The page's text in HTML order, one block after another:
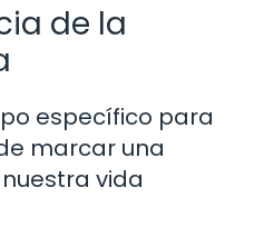
de la
específico para
marcar una
vida